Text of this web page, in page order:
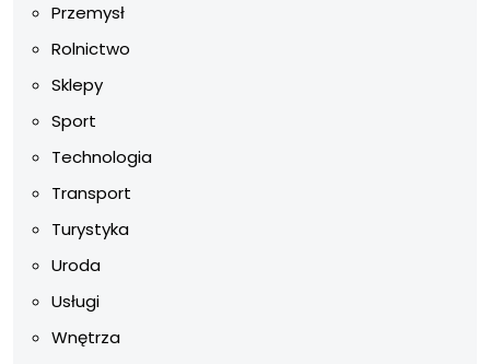
Przemysł
Rolnictwo
Sklepy
Sport
Technologia
Transport
Turystyka
Uroda
Usługi
Wnętrza